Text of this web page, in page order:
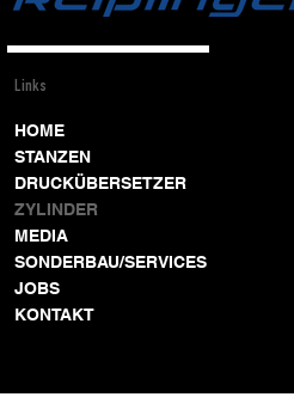
Links
HOME
STANZEN
DRUCKÜBERSETZER
ZYLINDER
MEDIA
SONDERBAU/SERVICES
JOBS
KONTAKT